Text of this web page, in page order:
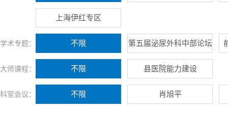
上海伊红专区
学术专题： 不限 第五届泌尿外科中部论坛
大师课程： 不限 县医院能力建设
科室会议： 不限 肖旭平